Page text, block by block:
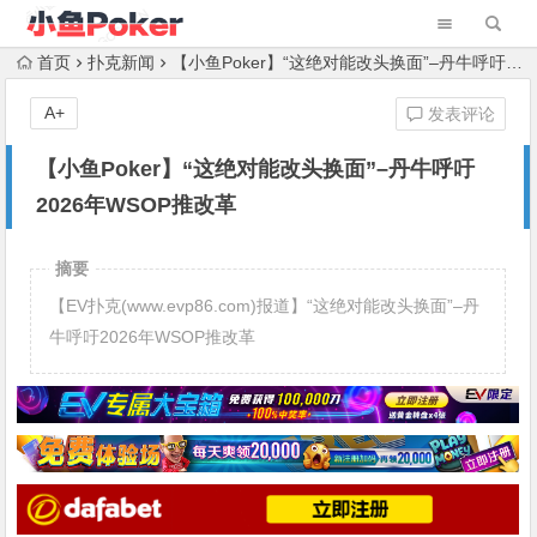
首页 扑克新闻 【小鱼Poker】“这绝对能改头换面”–丹牛呼吁2026年WSOP推改革
【小鱼Poker】“这绝对能改头换面”–丹牛呼吁
2026年WSOP推改革
发表评论
A+
摘要
【EV扑克(www.evp86.com)报道】“这绝对能改头换面”–丹
牛呼吁2026年WSOP推改革